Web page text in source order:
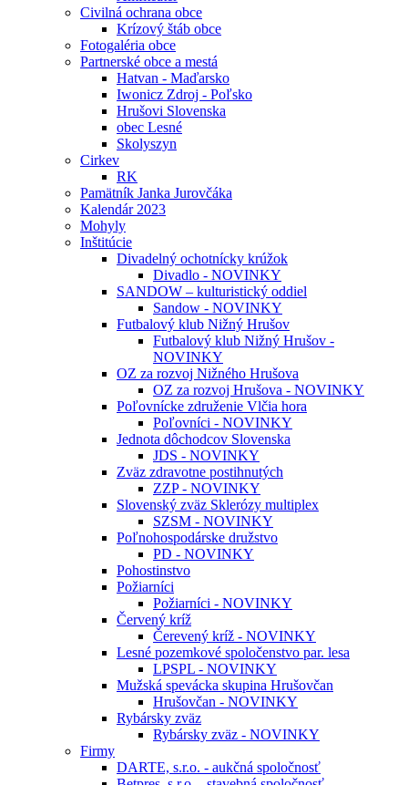
Civilná ochrana obce
Krízový štáb obce
Fotogaléria obce
Partnerské obce a mestá
Hatvan - Maďarsko
Iwonicz Zdroj - Poľsko
Hrušovi Slovenska
obec Lesné
Skolyszyn
Cirkev
RK
Pamätník Janka Jurovčáka
Kalendár 2023
Mohyly
Inštitúcie
Divadelný ochotnícky krúžok
Divadlo - NOVINKY
SANDOW – kulturistický oddiel
Sandow - NOVINKY
Futbalový klub Nižný Hrušov
Futbalový klub Nižný Hrušov -
NOVINKY
OZ za rozvoj Nižného Hrušova
OZ za rozvoj Hrušova - NOVINKY
Poľovnícke združenie Vlčia hora
Poľovníci - NOVINKY
Jednota dôchodcov Slovenska
JDS - NOVINKY
Zväz zdravotne postihnutých
ZZP - NOVINKY
Slovenský zväz Sklerózy multiplex
SZSM - NOVINKY
Poľnohospodárske družstvo
PD - NOVINKY
Pohostinstvo
Požiarníci
Požiarníci - NOVINKY
Červený kríž
Čerevený kríž - NOVINKY
Lesné pozemkové spoločenstvo par. lesa
LPSPL - NOVINKY
Mužská spevácka skupina Hrušovčan
Hrušovčan - NOVINKY
Rybársky zväz
Rybársky zväz - NOVINKY
Firmy
DARTE, s.r.o. - aukčná spoločnosť